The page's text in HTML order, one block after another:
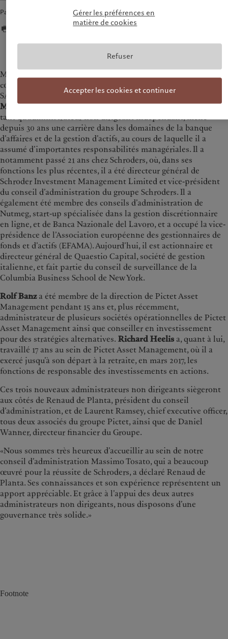
Partager
Massimo Tosato, Rolf Banz et Richard Heelis ont rejoint le
conseil d'administration de Pictet Asset Management Holding
SA
Massimo Tosato, qui a intégré le conseil d’administration en
tant qu’administrateur non dirigeant indépendant, mène
depuis 30 ans une carrière dans les domaines de la banque
d’affaires et de la gestion d’actifs, au cours de laquelle il a
assumé d’importantes responsabilités managériales. Il a
notamment passé 21 ans chez Schroders, où, dans ses
fonctions les plus récentes, il a été directeur général de
Schroder Investment Management Limited et vice-président
du conseil d’administration du groupe Schroders. Il a
également été membre des conseils d’administration de
Nutmeg, start-up spécialisée dans la gestion discrétionnaire
en ligne, et de Banca Nazionale del Lavoro, et a occupé la vice-
présidence de l’Association européenne des gestionnaires de
fonds et d’actifs (EFAMA). Aujourd’hui, il est actionnaire et
directeur général de Quaestio Capital, société de gestion
italienne, et fait partie du conseil de surveillance de la
Columbia Business School de New York.
Rolf Banza été membre de la direction de Pictet Asset
Management pendant 15 ans et, plus récemment,
administrateur de plusieurs sociétés opérationnelles de Pictet
Asset Management ainsi que conseiller en investissement
pour des stratégies alternatives. Richard Heelis a, quant à lui,
travaillé 17 ans au sein de Pictet Asset Management, où il a
exercé jusqu’à son départ à la retraite, en mars 2017, les
fonctions de responsable des investissements en actions.
Ces trois nouveaux administrateurs non dirigeants siègeront
aux côtés de Renaud de Planta, président du conseil
d’administration, et de Laurent Ramsey, chief executive officer,
tous deux associés du groupe Pictet, ainsi que de Daniel
Wanner, directeur financier du Groupe.
«Nous sommes très heureux d’accueillir au sein de notre
conseil d’administration Massimo Tosato, qui a beaucoup
œuvré pour la réussite de Schroders, a déclaré Renaud de
Planta. Ses connaissances et son expérience représentent un
apport appréciable. Et grâce à l’appui des deux autres
administrateurs non dirigeants, nous disposons d’une
gouvernance très solide.»
Footnote
Gérer les préférences en
matière de cookies
Refuser
Accepter les cookies et continuer